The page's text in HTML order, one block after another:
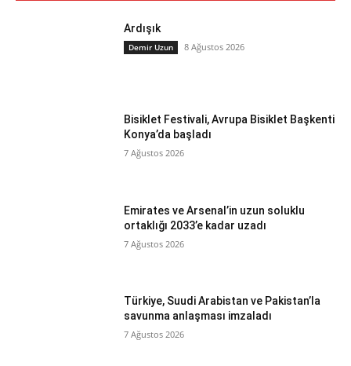
Ardışık
Demir Uzun 8 Ağustos 2026
Bisiklet Festivali, Avrupa Bisiklet Başkenti
Konya’da başladı
7 Ağustos 2026
Emirates ve Arsenal’in uzun soluklu
ortaklığı 2033’e kadar uzadı
7 Ağustos 2026
Türkiye, Suudi Arabistan ve Pakistan’la
savunma anlaşması imzaladı
7 Ağustos 2026